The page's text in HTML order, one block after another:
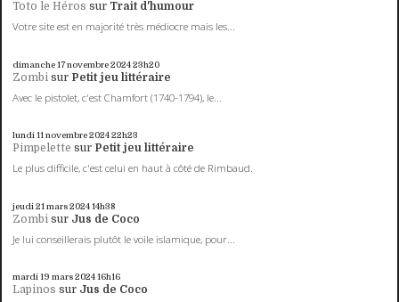
Toto le Héros sur Trait d'humour
Votre site est en majorité très médiocre mais les...
dimanche 17novembre 202423h20
Zombi sur Petit jeu littéraire
Avec le pistolet, c'est Chamfort (1740-1794), le...
lundi 11novembre 202422h23
Pimpelette sur Petit jeu littéraire
Le plus difficile, c'est celui en haut à côté de Rimbaud.
jeudi 21 mars 202414h38
Zombi sur Jus de Coco
Je lui conseillerais plutôt le voile islamique, pour...
mardi 19 mars 202416h16
Lapinos sur Jus de Coco